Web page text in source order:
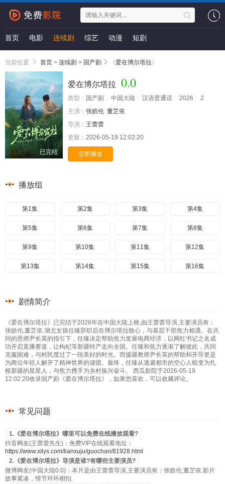
首页 电影 连续剧 综艺 动漫 短剧
当前位置 首页 > 连续剧 > 国产剧 《爱在博尔塔拉》
已完结
爱在博尔塔拉 0.0
类型： 国产剧 中国大陆 汉语普通话 2026
2
主演： 张皓伦 董芷依
导演： 王蕾蕾
更新： 2026-05-19 12:02:20
立即播放
播放组
第1集 第2集 第3集 第4集
第5集 第6集 第7集 第8集
第9集 第10集 第11集 第12集
第13集 第14集 第15集 第16集
剧情简介
《爱在博尔塔拉》已完结于2026年在中国大陆上映,由王蕾蕾导演,主要演员有：
张皓伦,董芷依.湖北女孩任臻辞职后在博尔塔拉散心，与基层干部焦力相遇。在共
同的恩师尹长英的指引下，任臻决定帮助焦力发展电商经济，以网红书记之名成
功开启直播赛道，让枸杞等新疆特产走向全国。任臻和焦力逐渐了解彼此，共同
克服困难，与村民度过了一段美好的时光。而援疆教师尹长英的帮助和开导更是
为两位年轻人解开了精神世界的谜团。最终，任臻从逃避都市的空心人蜕变为扎
根新疆的星星人，与焦力携手为乡村振兴奋斗。 西瓜影院于2026-05-19
12:02:20收录国产剧《爱在博尔塔拉》，如果您喜欢，可以收藏评论。
常见问题
1.《爱在博尔塔拉》哪里可以免费在线播放观看?
抖音网友(王蕾蕾先生)：免费VIP在线观看地址：
https://www.xilys.com/lianxuju/guochan/81928.html
2.《爱在博尔塔拉》导演是谁?有哪些主要演员?
微博网友(中国大陆0.0)：本片是由王蕾蕾导演,主要演员有：张皓伦,董芷依.影片
故事紧凑，情节环环相扣.